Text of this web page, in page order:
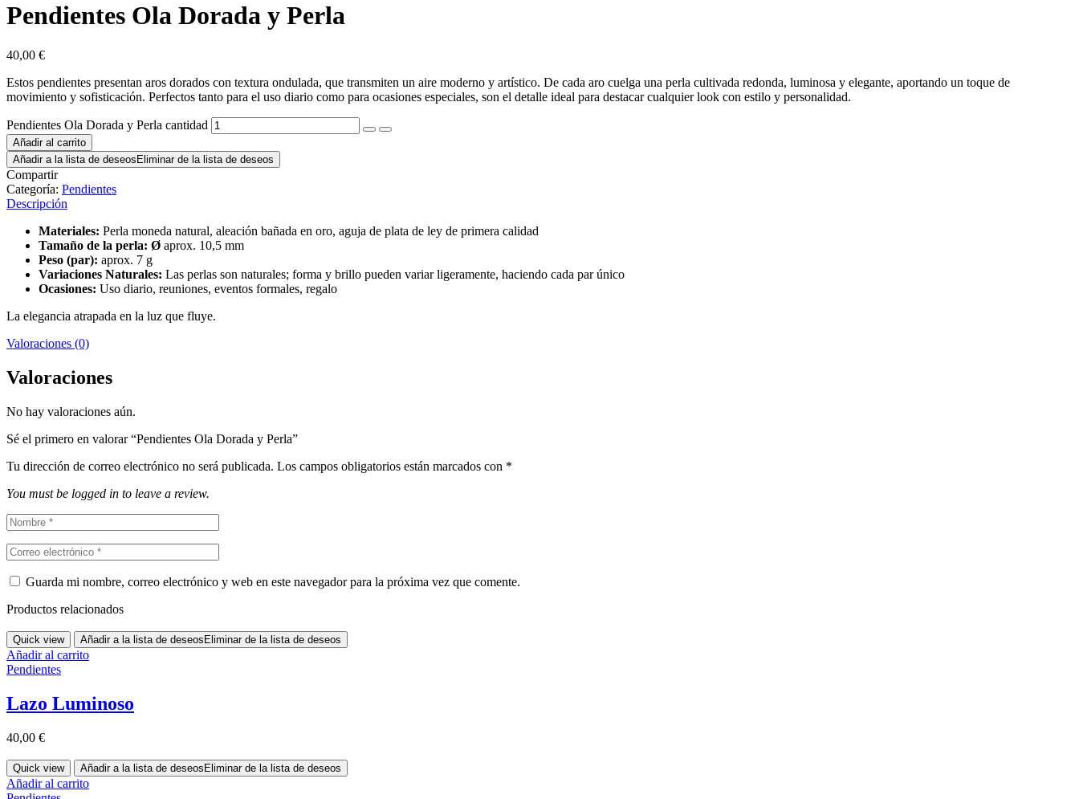
Pendientes Ola Dorada y Perla
40,00 €
Estos pendientes presentan aros dorados con textura ondulada, que transmiten un aire moderno y artístico. De cada aro cuelga una perla cultivada redonda, luminosa y elegante, aportando un toque de
movimiento y sofisticación. Perfectos tanto para el uso diario como para ocasiones especiales, son el detalle ideal para destacar cualquier look con estilo y personalidad.
Pendientes Ola Dorada y Perla cantidad
Añadir al carrito
Añadir a la lista de deseos Eliminar de la lista de deseos
Compartir
Categoría: Pendientes
Descripción
Materiales: Perla moneda natural, aleación bañada en oro, aguja de plata de ley de primera calidad
Tamaño de la perla: Ø aprox. 10,5 mm
Peso (par): aprox. 7 g
Variaciones Naturales: Las perlas son naturales; forma y brillo pueden variar ligeramente, haciendo cada par único
Ocasiones: Uso diario, reuniones, eventos formales, regalo
La elegancia atrapada en la luz que fluye.
Valoraciones (0)
Valoraciones
No hay valoraciones aún.
Sé el primero en valorar “Pendientes Ola Dorada y Perla”
Tu dirección de correo electrónico no será publicada. Los campos obligatorios están marcados con *
You must be logged in to leave a review.
Guarda mi nombre, correo electrónico y web en este navegador para la próxima vez que comente.
Productos relacionados
Quick view Añadir a la lista de deseosEliminar de la lista de deseos
Añadir al carrito
Pendientes
Lazo Luminoso
40,00 €
Quick view Añadir a la lista de deseosEliminar de la lista de deseos
Añadir al carrito